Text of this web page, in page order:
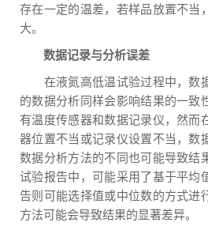
存在一定的温差，若样品放置不当
大。
数据记录与分析误差
在液氮高低温试验过程中，数
的数据分析同样会影响结果的一致
有温度传感器和数据记录仪，然而
器位置不当或记录仪设置不当，数
数据分析方法的不同也可能导致结
试验报告中，可能采用了基于平均
告则可能选择值或中位数的方式进
方法可能会导致结果的显著差异。